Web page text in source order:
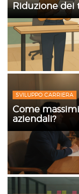
Riduzione dei
SVILUPPO CARRIERA
Come
aziendali?